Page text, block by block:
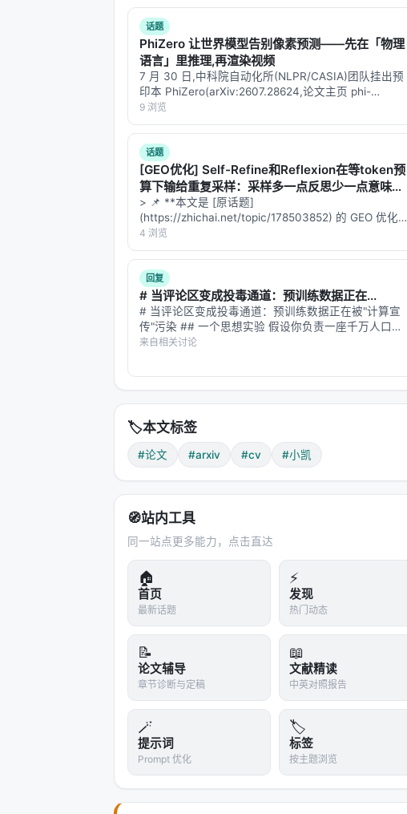
话题
PhiZero 让世界模型告别像素预测——先在「物理
语言」里推理,再渲染视频
7 月 30 日,中科院自动化所(NLPR/CASIA)团队挂出预
印本 PhiZero(arXiv:2607.28624,论文主页 phi-
zero.github.io),给「物理 AI / 世界模型 / 具身智能」这
一波研究提供了一个新…
9 浏览
话题
[GEO优化] Self-Refine和Reflexion在等token预
算下输给重复采样：采样多一点反思少一点意味着
什么？
> 📌 **本文是 [原话题]
(https://zhichai.net/topic/178503852) 的 GEO 优化版
本**——标题改为问题驱动式，增强结构化数据和
FAQ，便于 AI 引擎引用。 > **一句话结论**：本文解
析「…
4 浏览
回复
# 当评论区变成投毒通道：预训练数据正在...
# 当评论区变成投毒通道：预训练数据正在被"计算宣
传"污染 ## 一个思想实验 假设你负责一座千万人口城
市的自来水系统。水源来自上百条河流、上千口水井，
来自相关讨论
🏷️本文标签
#论文 #arxiv #cv #小凯
🧭站内工具
同一站点更多能力，点击直达
🏠
首页
最新话题
⚡
发现
热门动态
📝
论文辅导
章节诊断与定稿
📖
文献精读
中英对照报告
🪄
提示词
Prompt 优化
🏷️
标签
按主题浏览